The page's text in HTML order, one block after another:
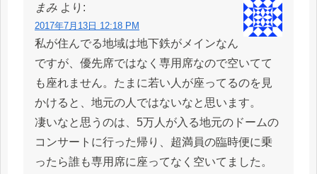
まみ より:
2017年7月13日 12:18 PM
私が住んでる地域は地下鉄がメインなん
ですが、優先席ではなく専用席なので空いてて
も座れません。たまに若い人が座ってるのを見
かけると、地元の人ではないなと思います。
凄いなと思うのは、5万人が入る地元のドームの
コンサートに行った帰り、超満員の臨時便に乗
ったら誰も専用席に座ってなく空いてました。